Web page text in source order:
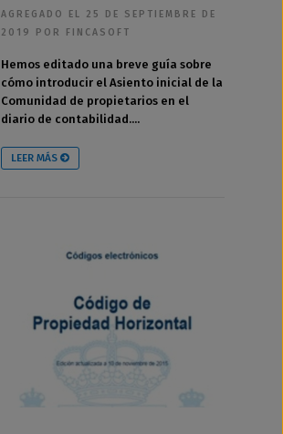
AGREGADO EL 25 DE SEPTIEMBRE DE
2019 POR FINCASOFT
Hemos editado una breve guía sobre
cómo introducir el Asiento inicial de la
Comunidad de propietarios en el
diario de contabilidad....
LEER MÁS